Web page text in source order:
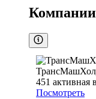
Компании
451 активная
Посмотреть